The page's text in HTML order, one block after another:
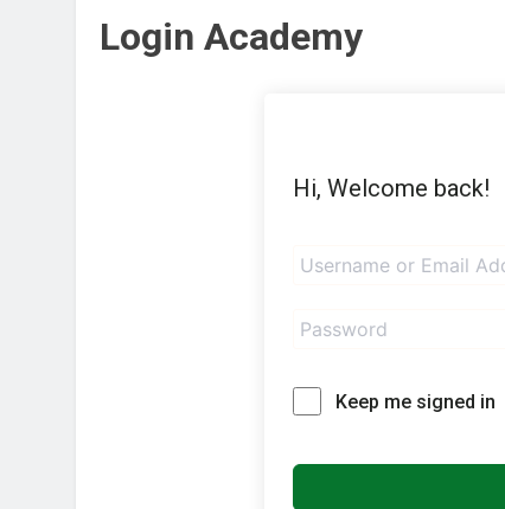
Login Academy
Hi, Welcome back!
Keep me signed in